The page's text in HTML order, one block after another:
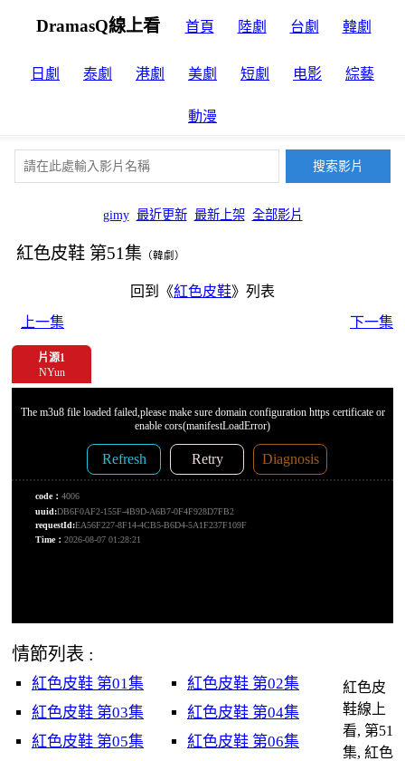
DramasQ線上看 首頁 陸劇 台劇 韓劇
日劇 泰劇 港劇 美劇 短劇 电影 綜藝
動漫
gimy 最近更新 最新上架 全部影片
紅色皮鞋 第51集 （韓劇）
回到《紅色皮鞋》列表
上一集
下一集
片源1
NYun
情節列表 :
紅色皮鞋 第01集
紅色皮鞋 第02集
紅色皮鞋 第03集
紅色皮鞋 第04集
紅色皮鞋 第05集
紅色皮鞋 第06集
紅色皮
鞋線上
看, 第51
集, 紅色